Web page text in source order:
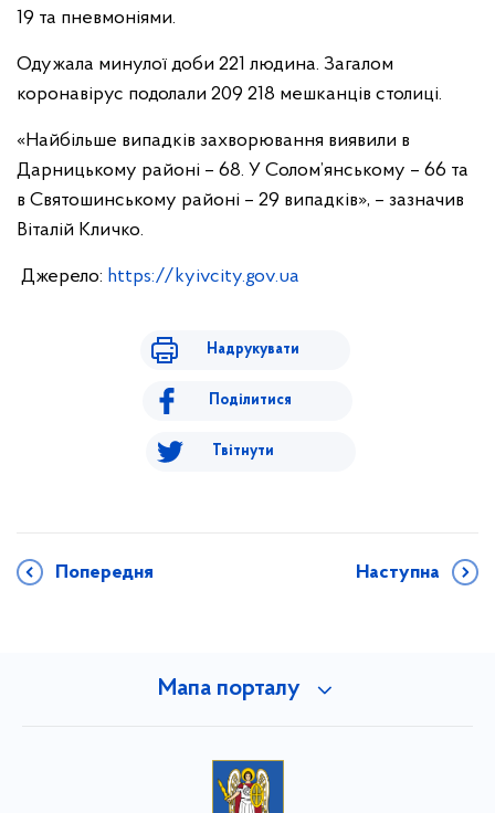
19 та пневмоніями.
Одужала минулої доби 221 людина. Загалом
коронавірус подолали 209 218 мешканців столиці.
«Найбільше випадків захворювання виявили в
Дарницькому районі – 68. У Солом’янському – 66 та
в Святошинському районі – 29 випадків», – зазначив
Віталій Кличко.
Джерело: https://kyivcity.gov.ua
Надрукувати
Поділитися
Твітнути
Попередня Наступна
Мапа порталу